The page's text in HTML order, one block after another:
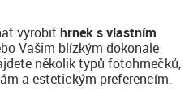
vyrobit hrnek s vlastním
Vašim blízkým dokonale
několik typů fotohrnečků,
a estetickým preferencím.